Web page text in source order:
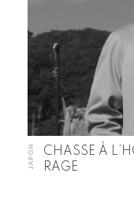
JAPON
CHASSE À
RAGE